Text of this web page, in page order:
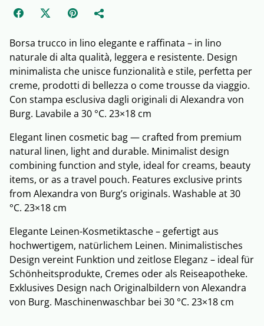
Borsa trucco in lino elegante e raffinata – in lino
naturale di alta qualità, leggera e resistente. Design
minimalista che unisce funzionalità e stile, perfetta per
creme, prodotti di bellezza o come trousse da viaggio.
Con stampa esclusiva dagli originali di Alexandra von
Burg. Lavabile a 30 °C. 23×18 cm
Elegant linen cosmetic bag — crafted from premium
natural linen, light and durable. Minimalist design
combining function and style, ideal for creams, beauty
items, or as a travel pouch. Features exclusive prints
from Alexandra von Burg’s originals. Washable at 30
°C. 23×18 cm
Elegante Leinen-Kosmetiktasche – gefertigt aus
hochwertigem, natürlichem Leinen. Minimalistisches
Design vereint Funktion und zeitlose Eleganz – ideal für
Schönheitsprodukte, Cremes oder als Reiseapotheke.
Exklusives Design nach Originalbildern von Alexandra
von Burg. Maschinenwaschbar bei 30 °C. 23×18 cm